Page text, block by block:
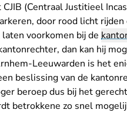
(Centraal Justitieel
door rood licht
laten voorkomen bij de
dan kan hij
Leeuwarden is het
beslissing van de
beroep dus bij het
betrokkene zo snel